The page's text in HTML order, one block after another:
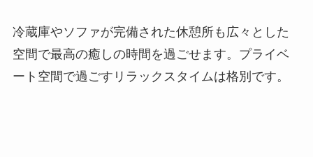
冷蔵庫やソファが完備された休憩所も広々とした
空間で最高の癒しの時間を過ごせます。プライベ
ート空間で過ごすリラックスタイムは格別です。